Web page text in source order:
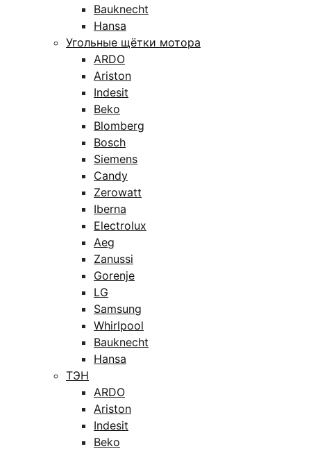
Bauknecht
Hansa
Угольные щётки мотора
ARDO
Ariston
Indesit
Beko
Blomberg
Bosch
Siemens
Candy
Zerowatt
Iberna
Electrolux
Aeg
Zanussi
Gorenje
LG
Samsung
Whirlpool
Bauknecht
Hansa
ТЭН
ARDO
Ariston
Indesit
Beko